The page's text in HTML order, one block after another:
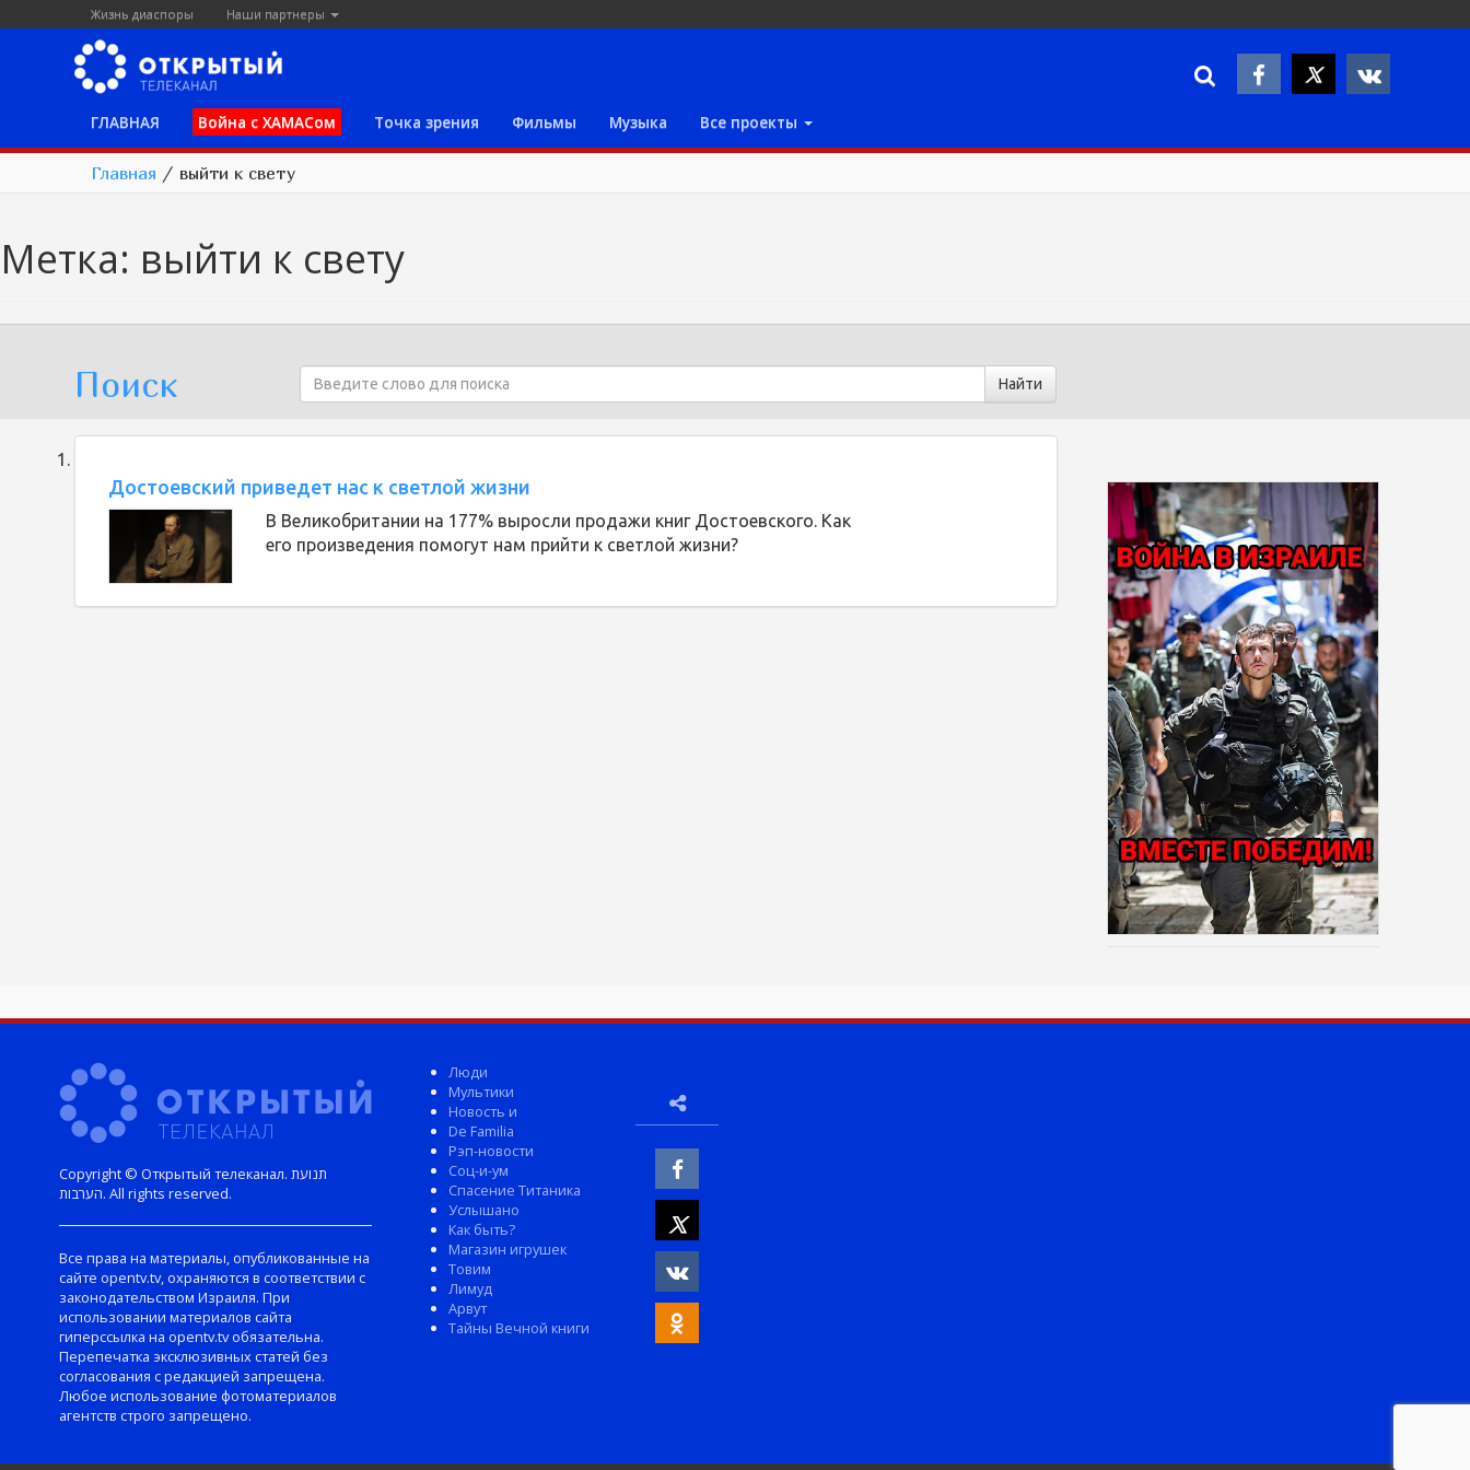
Жизнь диаспоры Наши партнеры
ГЛАВНАЯ Война с ХАМАСом Точка зрения Фильмы Музыка Все проекты
Главная / выйти к свету
Метка: выйти к свету
Поиск
Достоевский приведет нас к светлой жизни
В Великобритании на 177% выросли продажи книг Достоевского. Как
его произведения помогут нам прийти к светлой жизни?
Copyright © Открытый телеканал. תנועת
הערבות. All rights reserved.
Все права на материалы, опубликованные на
сайте opentv.tv, охраняются в соответствии с
законодательством Израиля. При
использовании материалов сайта
гиперссылка на opentv.tv обязательна.
Перепечатка эксклюзивных статей без
согласования с редакцией запрещена.
Любое использование фотоматериалов
агентств строго запрещено.
Люди
Мультики
Новость и
De Familia
Рэп-новости
Соц-и-ум
Спасение Титаника
Услышано
Как быть?
Магазин игрушек
Товим
Лимуд
Арвут
Тайны Вечной книги